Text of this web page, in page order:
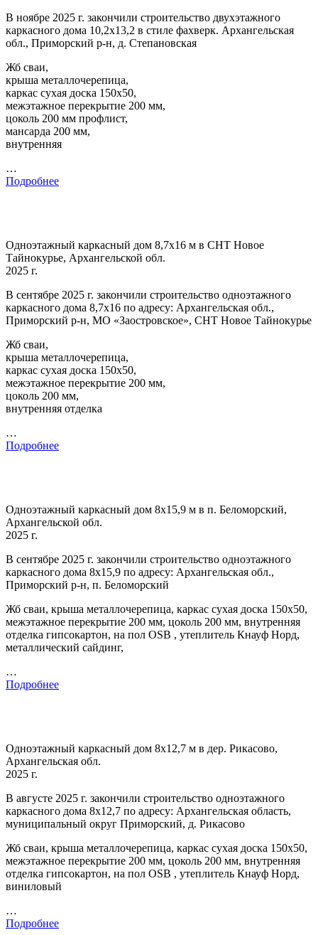
В ноябре 2025 г. закончили строительство двухэтажного
каркасного дома 10,2х13,2 в стиле фахверк. Архангельская
обл., Приморский р-н, д. Степановская
Жб сваи,
крыша металлочерепица,
каркас сухая доска 150х50,
межэтажное перекрытие 200 мм,
цоколь 200 мм профлист,
мансарда 200 мм,
внутренняя
…
Подробнее
Одноэтажный каркасный дом 8,7х16 м в СНТ Новое
Тайнокурье, Архангельской обл.
2025 г.
В сентябре 2025 г. закончили строительство одноэтажного
каркасного дома 8,7х16 по адресу: Архангельская обл.,
Приморский р-н, МО «Заостровское», СНТ Новое Тайнокурье
Жб сваи,
крыша металлочерепица,
каркас сухая доска 150х50,
межэтажное перекрытие 200 мм,
цоколь 200 мм,
внутренняя отделка
…
Подробнее
Одноэтажный каркасный дом 8х15,9 м в п. Беломорский,
Архангельской обл.
2025 г.
В сентябре 2025 г. закончили строительство одноэтажного
каркасного дома 8х15,9 по адресу: Архангельская обл.,
Приморский р-н, п. Беломорский
Жб сваи, крыша металлочерепица, каркас сухая доска 150х50,
межэтажное перекрытие 200 мм, цоколь 200 мм, внутренняя
отделка гипсокартон, на пол OSB , утеплитель Кнауф Норд,
металлический сайдинг,
…
Подробнее
Одноэтажный каркасный дом 8х12,7 м в дер. Рикасово,
Архангельская обл.
2025 г.
В августе 2025 г. закончили строительство одноэтажного
каркасного дома 8х12,7 по адресу: Архангельская область,
муниципальный округ Приморский, д. Рикасово
Жб сваи, крыша металлочерепица, каркас сухая доска 150х50,
межэтажное перекрытие 200 мм, цоколь 200 мм, внутренняя
отделка гипсокартон, на пол OSB , утеплитель Кнауф Норд,
виниловый
…
Подробнее